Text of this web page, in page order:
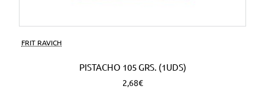
FRIT RAVICH
PISTACHO 105 GRS. (1UDS)
2,68€